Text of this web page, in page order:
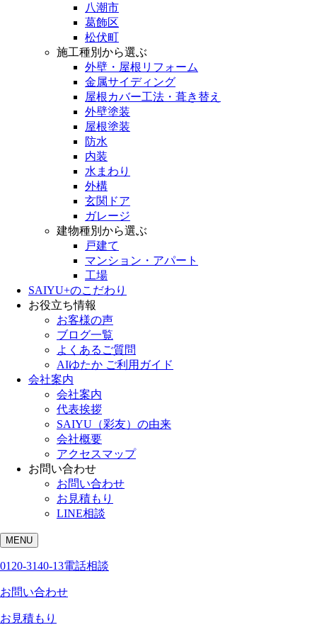
八潮市
葛飾区
松伏町
施工種別から選ぶ
外壁・屋根リフォーム
金属サイディング
屋根カバー工法・葺き替え
外壁塗装
屋根塗装
防水
内装
水まわり
外構
玄関ドア
ガレージ
建物種別から選ぶ
戸建て
マンション・アパート
工場
SAIYU+のこだわり
お役立ち情報
お客様の声
ブログ一覧
よくあるご質問
AIゆたか ご利用ガイド
会社案内
会社案内
代表挨拶
SAIYU（彩友）の由来
会社概要
アクセスマップ
お問い合わせ
お問い合わせ
お見積もり
LINE相談
MENU
0120-3140-13電話相談
お問い合わせ
お見積もり